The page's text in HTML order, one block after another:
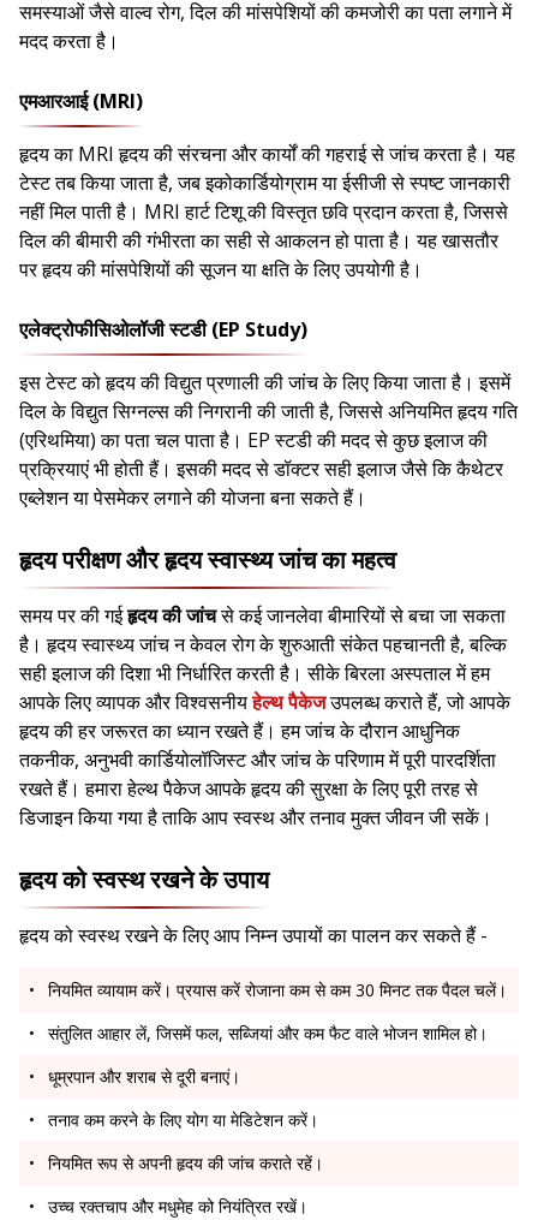
समस्याओं जैसे वाल्व रोग, दिल की मांसपेशियों की कमजोरी का पता लगाने में
मदद करता है।
एमआरआई (MRI)
हृदय का MRI हृदय की संरचना और कार्यों की गहराई से जांच करता है। यह
टेस्ट तब किया जाता है, जब इकोकार्डियोग्राम या ईसीजी से स्पष्ट जानकारी
नहीं मिल पाती है। MRI हार्ट टिशू की विस्तृत छवि प्रदान करता है, जिससे
दिल की बीमारी की गंभीरता का सही से आकलन हो पाता है। यह खासतौर
पर हृदय की मांसपेशियों की सूजन या क्षति के लिए उपयोगी है।
एलेक्ट्रोफीसिओलॉजी स्टडी (EP Study)
इस टेस्ट को हृदय की विद्युत प्रणाली की जांच के लिए किया जाता है। इसमें
दिल के विद्युत सिग्नल्स की निगरानी की जाती है, जिससे अनियमित हृदय गति
(एरिथमिया) का पता चल पाता है। EP स्टडी की मदद से कुछ इलाज की
प्रक्रियाएं भी होती हैं। इसकी मदद से डॉक्टर सही इलाज जैसे कि कैथेटर
एब्लेशन या पेसमेकर लगाने की योजना बना सकते हैं।
हृदय परीक्षण और हृदय स्वास्थ्य जांच का महत्व
समय पर की गईहृदय की जांचसे कई जानलेवा बीमारियों से बचा जा सकता
है। हृदय स्वास्थ्य जांच न केवल रोग के शुरुआती संकेत पहचानती है, बल्कि
सही इलाज की दिशा भी निर्धारित करती है। सीके बिरला अस्पताल में हम
आपके लिए व्यापक और विश्वसनीयहेल्थ पैकेजउपलब्ध कराते हैं, जो आपके
हृदय की हर जरूरत का ध्यान रखते हैं। हम जांच के दौरान आधुनिक
तकनीक, अनुभवी कार्डियोलॉजिस्ट और जांच के परिणाम में पूरी पारदर्शिता
रखते हैं। हमारा हेल्थ पैकेज आपके हृदय की सुरक्षा के लिए पूरी तरह से
डिजाइन किया गया है ताकि आप स्वस्थ और तनाव मुक्त जीवन जी सकें।
हृदय को स्वस्थ रखने के उपाय
हृदय को स्वस्थ रखने के लिए आप निम्न उपायों का पालन कर सकते हैं -
नियमित व्यायाम करें। प्रयास करें रोजाना कम से कम 30 मिनट तक पैदल चलें।
संतुलित आहार लें, जिसमें फल, सब्जियां और कम फैट वाले भोजन शामिल हो।
धूम्रपान और शराब से दूरी बनाएं।
तनाव कम करने के लिए योग या मेडिटेशन करें।
नियमित रूप से अपनी हृदय की जांच कराते रहें।
उच्च रक्तचाप और मधुमेह को नियंत्रित रखें।